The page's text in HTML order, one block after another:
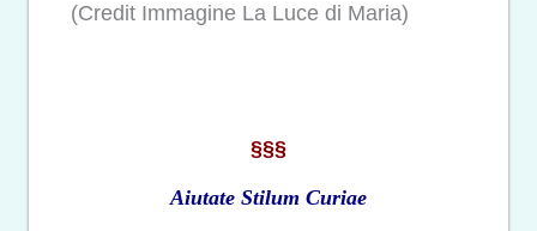
(Credit Immagine La Luce di Maria)
§§§
Aiutate Stilum Curiae